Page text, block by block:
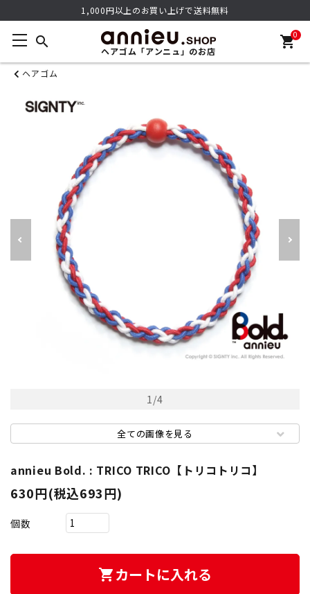
1,000円以上のお買い上げで送料無料
search
ヘアゴム「アンニュ」のお店
0
shopping_cart
ヘアゴム
1/4
全ての画像を見る
annieu Bold. : TRICO TRICO【トリコトリコ】
630円(税込693円)
個数
shopping_cart カートに入れる